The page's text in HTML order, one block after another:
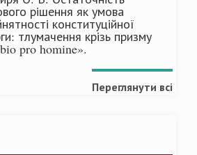
рішення як умова
конституційної
тлумачення крізь призму
pro homine».
Переглянути всі